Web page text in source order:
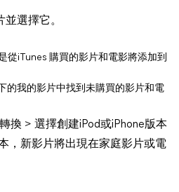
並選擇它。
從iTunes 購買的影片和電影將添加到
的我的影片中找到未購買的影片和電
換 > 選擇創建iPod或iPhone版本
，新影片將出現在家庭影片或電